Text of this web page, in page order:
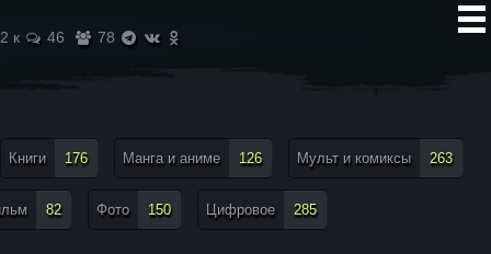
2 к 46 78
Книги 176 Манга и аниме 126 Мульт и комиксы 263
82 Фото 150 Цифровое 285